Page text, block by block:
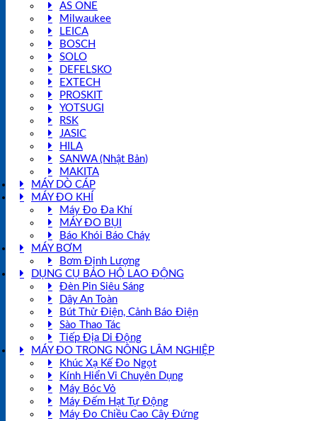
AS ONE
Milwaukee
LEICA
BOSCH
SOLO
DEFELSKO
EXTECH
PROSKIT
YOTSUGI
RSK
JASIC
HILA
SANWA (Nhật Bản)
MAKITA
MÁY DÒ CÁP
MÁY ĐO KHÍ
Máy Đo Đa Khí
MÁY ĐO BỤI
Báo Khói Báo Cháy
MÁY BƠM
Bơm Định Lượng
DỤNG CỤ BẢO HỘ LAO ĐỘNG
Đèn Pin Siêu Sáng
Dây An Toàn
Bút Thử Điện, Cảnh Báo Điện
Sào Thao Tác
Tiếp Địa Di Động
MÁY ĐO TRONG NÔNG LÂM NGHIỆP
Khúc Xạ Kế Đo Ngọt
Kính Hiển Vi Chuyên Dụng
Máy Bóc Vỏ
Máy Đếm Hạt Tự Động
Máy Đo Chiều Cao Cây Đứng